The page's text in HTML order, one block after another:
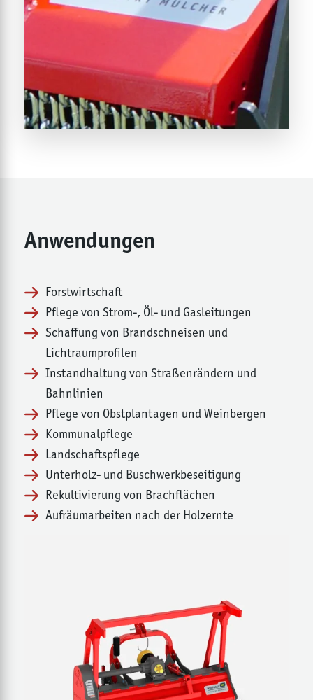
Anwendungen
Forstwirtschaft
Pflege von Strom-, Öl- und Gasleitungen
Schaffung von Brandschneisen und
Lichtraumprofilen
Instandhaltung von Straßenrändern und
Bahnlinien
Pflege von Obstplantagen und Weinbergen
Kommunalpflege
Landschaftspflege
Unterholz- und Buschwerkbeseitigung
Rekultivierung von Brachflächen
Aufräumarbeiten nach der Holzernte